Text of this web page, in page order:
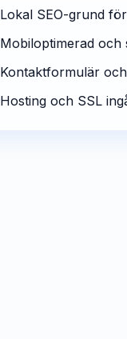
Lokal SEO-grund
Mobiloptimerad och
Kontaktformulär
Hosting och SSL